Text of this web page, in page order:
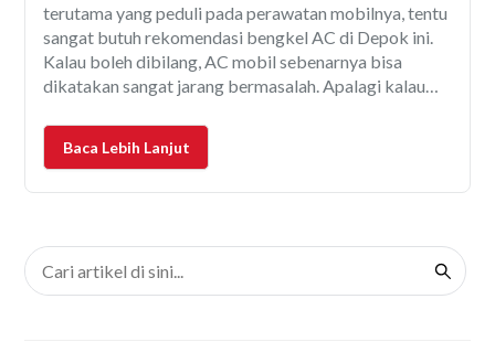
terutama yang peduli pada perawatan mobilnya, tentu
sangat butuh rekomendasi bengkel AC di Depok ini.
Kalau boleh dibilang, AC mobil sebenarnya bisa
dikatakan sangat jarang bermasalah. Apalagi kalau
bukan berarti AC dibiarkan bekerja terus-menerus
begitu saja, tanpa diperhatikan lagi.
Baca Lebih Lanjut